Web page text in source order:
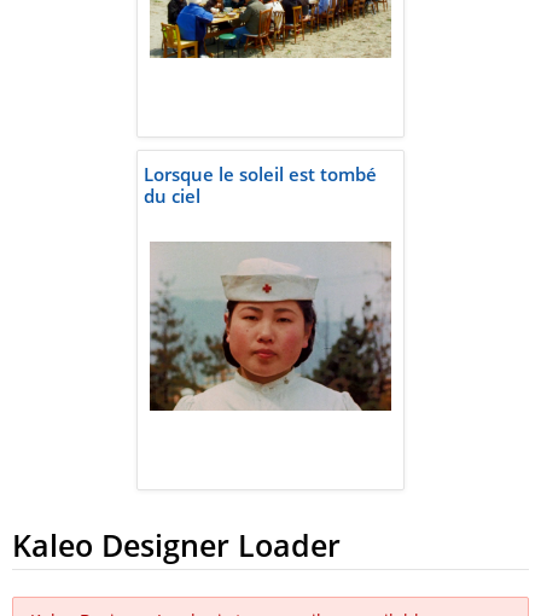
Lorsque le soleil est tombé
du ciel
Kaleo Designer Loader